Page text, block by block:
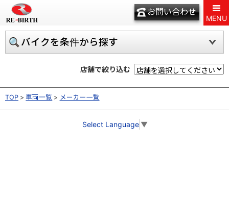
お問い合わせ
MENU
バイクを条件から探す
店舗で絞り込む
TOP 車両一覧 メーカー一覧
Select Language ▼